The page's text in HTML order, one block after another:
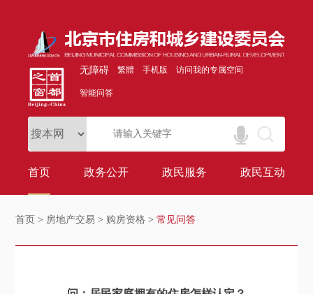
无障碍 繁體 手机版 访问我的专属空间
智能问答
首页 政务公开 政民服务 政民互动
首页 > 房地产交易 > 购房资格 >常见问答